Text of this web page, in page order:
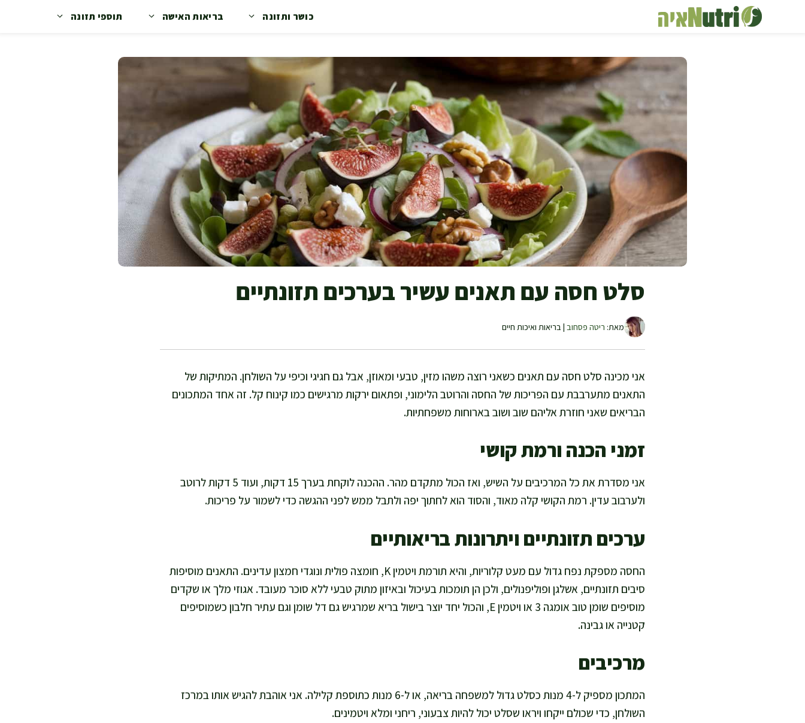
כושר ותזונה בריאות האישה תוספי תזונה
סלט חסה עם תאנים עשיר בערכים תזונתיים
מאת: ריטה פסחוב | בריאות ואיכות חיים
אני מכינה סלט חסה עם תאנים כשאני רוצה משהו מזין, טבעי ומאוזן, אבל גם חגיגי וכיפי על השולחן. המתיקות של
התאנים מתערבבת עם הפריכות של החסה והרוטב הלימוני, ופתאום ירקות מרגישים כמו קינוח קל. זה אחד המתכונים
הבריאים שאני חוזרת אליהם שוב ושוב בארוחות משפחתיות.
זמני הכנה ורמת קושי
אני מסדרת את כל המרכיבים על השיש, ואז הכול מתקדם מהר. ההכנה לוקחת בערך 15 דקות, ועוד 5 דקות לרוטב
ולערבוב עדין. רמת הקושי קלה מאוד, והסוד הוא לחתוך יפה ולתבל ממש לפני ההגשה כדי לשמור על פריכות.
ערכים תזונתיים ויתרונות בריאותיים
החסה מספקת נפח גדול עם מעט קלוריות, והיא תורמת ויטמין K, חומצה פולית ונוגדי חמצון עדינים. התאנים מוסיפות
סיבים תזונתיים, אשלגן ופוליפנולים, ולכן הן תומכות בעיכול ובאיזון מתוק טבעי ללא סוכר מעובד. אגוזי מלך או שקדים
מוסיפים שומן טוב אומגה 3 או ויטמין E, והכול יחד יוצר בישול בריא שמרגיש גם דל שומן וגם עתיר חלבון כשמוסיפים
קטנייה או גבינה.
מרכיבים
המתכון מספיק ל-4 מנות כסלט גדול למשפחה בריאה, או ל-6 מנות כתוספת קלילה. אני אוהבת להגיש אותו במרכז
השולחן, כדי שכולם ייקחו ויראו שסלט יכול להיות צבעוני, ריחני ומלא ויטמינים.